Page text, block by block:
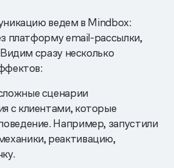
ведем в Mindbox:
платформу email-рассылки,
сразу несколько
сценарии
с клиентами, которые
Например, запустили
реактивацию,